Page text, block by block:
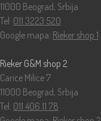
11000 Beograd, Srbija
Tel: 011 3223 520
Google mapa: Rieker shop 1
Rieker G&M shop 2
Carice Milice 7
11000 Beograd, Srbija
Tel: 011 406 11 78